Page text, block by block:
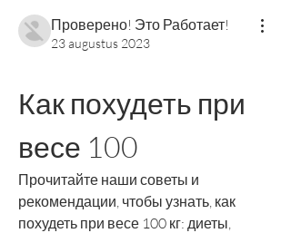
Проверено! Это Работает!
23 augustus 2023
Как похудеть при
весе 100
Прочитайте наши советы и
рекомендации, чтобы узнать, как
похудеть при весе 100 кг: диеты,